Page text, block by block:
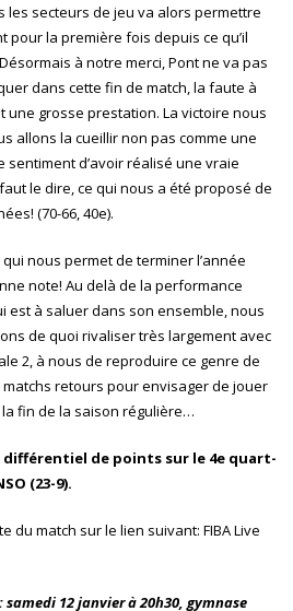
les secteurs de jeu va alors permettre
pour la première fois depuis ce qu’il
à notre merci, Pont ne va pas
dans cette fin de match, la faute à
grosse prestation. La victoire nous
allons la cueillir non pas comme une
d’avoir réalisé une vraie
le dire, ce qui nous a été proposé de
(70-66, 40e).
nous permet de terminer l’année
note! Au delà de la performance
est à saluer dans son ensemble, nous
de quoi rivaliser très largement avec
2, à nous de reproduire ce genre de
retours pour envisager de jouer
fin de la saison régulière…
différentiel de points sur le 4e quart-
(23-9).
du match sur le lien suivant: FIBA Live
12 janvier à 20h30, gymnase